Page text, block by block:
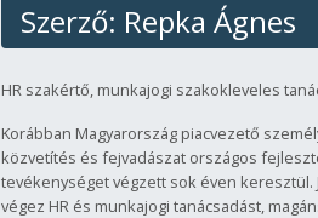
Szerző: Repka Ágnes
HR szakértő, munkajogi szakokleveles
Korábban Magyarország piacvezető
közvetítés és fejvadászat országos
tevékenységet végzett sok éven
végez HR és munkajogi tanácsadást,